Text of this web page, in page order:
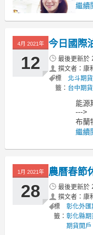
小麥
手續
料產
繼續
4月 2021年
12
今日國際
最後更新於
撰文者：康
標
籤：
北斗期貨
台中期
能源
--->
布蘭
紹
原油
交易
繼續
1月 2021年
28
農曆春節
最後更新於
撰文者：康
標
籤：
彰化外
彰化縣
期貨開戶